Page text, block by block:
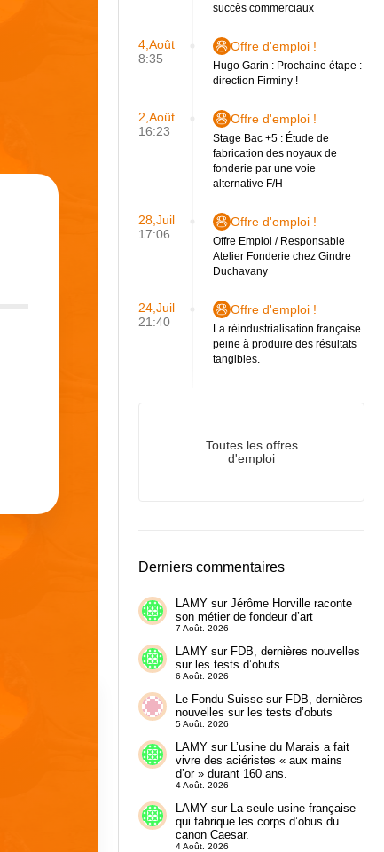
succès commerciaux
4,Août
8:35
Offre d'emploi !
Hugo Garin : Prochaine étape :
direction Firminy !
2,Août
16:23
Offre d'emploi !
Stage Bac +5 : Étude de
fabrication des noyaux de
fonderie par une voie
alternative F/H
28,Juil
17:06
Offre d'emploi !
Offre Emploi / Responsable
Atelier Fonderie chez Gindre
Duchavany
24,Juil
21:40
Offre d'emploi !
La réindustrialisation française
peine à produire des résultats
tangibles.
Toutes les offres
d'emploi
Derniers commentaires
LAMYsur Jérôme Horville raconte
son métier de fondeur d’art
7 Août. 2026
LAMYsur FDB, dernières nouvelles
sur les tests d’obuts
6 Août. 2026
Le Fondu Suissesur FDB, dernières
nouvelles sur les tests d’obuts
5 Août. 2026
LAMYsur L’usine du Marais a fait
vivre des aciéristes « aux mains
d’or » durant 160 ans.
4 Août. 2026
LAMYsur La seule usine française
qui fabrique les corps d’obus du
canon Caesar.
4 Août. 2026